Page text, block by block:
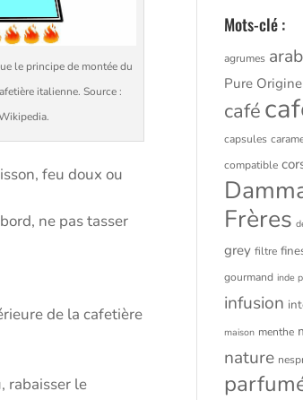
le principe de montée du
italienne. Source :
feu doux ou
ne pas tasser
de la cafetière
rabaisser le
Mots-clé :
agrumes
Pure
café
capsules
compatible
Frères
grey filtre
gourmand inde
infusion
maison menthe
nature